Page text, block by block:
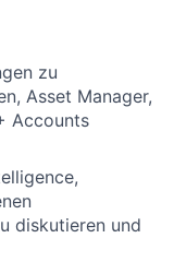
zu
Asset Manager,
Accounts
diskutieren und